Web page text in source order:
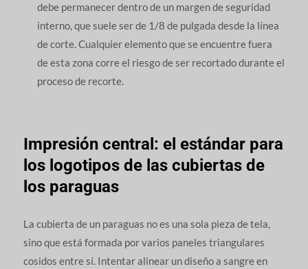
debe permanecer dentro de un margen de seguridad
interno, que suele ser de 1/8 de pulgada desde la línea
de corte. Cualquier elemento que se encuentre fuera
de esta zona corre el riesgo de ser recortado durante el
proceso de recorte.
Impresión central: el estándar para
los logotipos de las cubiertas de
los paraguas
La cubierta de un paraguas no es una sola pieza de tela,
sino que está formada por varios paneles triangulares
cosidos entre sí. Intentar alinear un diseño a sangre en